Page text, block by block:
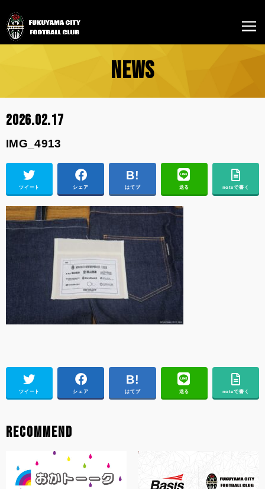
NEWS
2026.02.17
IMG_4913
ツイート シェア はてブ 送る noteで書く
ツイート シェア はてブ 送る noteで書く
RECOMMEND